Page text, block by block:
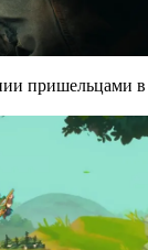
пришельцами в